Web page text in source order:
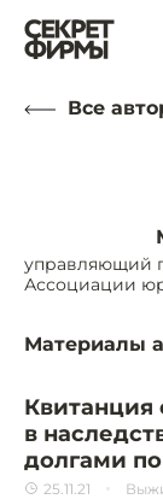
Все
управляющий
Ассоциации
Материалы
Квитанция
в
долгами
25.11.21